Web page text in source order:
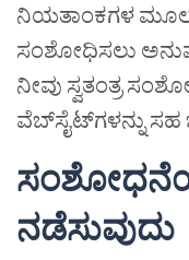
ನಿಯತಾಂಕಗಳ
ಸಂಶೋಧಿಸಲು
ನೀವು ಸ್ವತಂತ್ರ
ವೆಬ್‌ಸೈಟ್‌ಗಳನ್ನು
ನಡೆಸುವುದು